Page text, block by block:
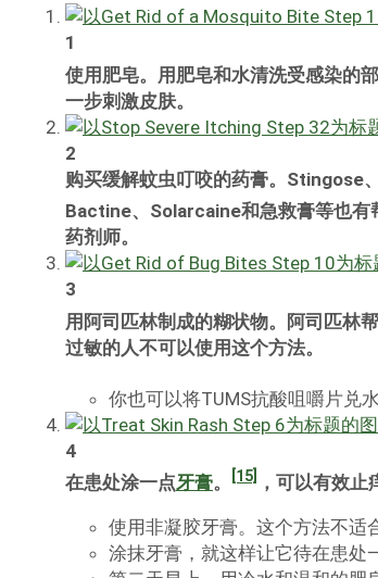
1
使用肥皂。用肥皂和水清洗受感染的部
一步刺激皮肤。
2
购买缓解蚊虫叮咬的药膏。Stingose
Bactine、Solarcaine和急救膏等也有
药剂师。
3
用阿司匹林制成的糊状物。阿司匹林
过敏的人不可以使用这个方法。
你也可以将TUMS抗酸咀嚼片兑
4
在患处涂一点牙膏。 [15] ，可以有效止
使用非凝胶牙膏。这个方法不适
涂抹牙膏，就这样让它待在患处